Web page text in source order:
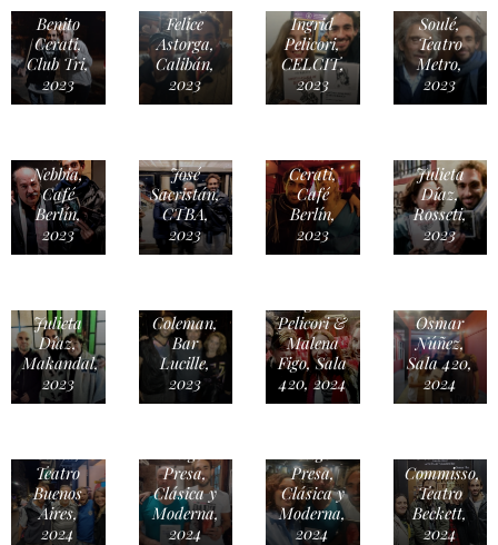
Benito
Cerati,
Club Tri,
2023
Felice
Astorga,
Calibán,
2023
Ingrid
Pelicori,
CELCIT,
2023
Soulé,
Teatro
Metro,
2023
Nebbia,
Café
Berlín,
2023
José
Sacristán,
CTBA,
2023
Cerati,
Café
Berlín,
2023
Julieta
Díaz,
Rosseti,
2023
Julieta
Díaz,
Makandal,
2023
Coleman,
Bar
Lucille,
2023
Pelicori &
Malena
Figo, Sala
420, 2024
Osmar
Núñez,
Sala 420,
2024
Teatro
Buenos
Aires,
2024
Presa,
Clásica y
Moderna,
2024
Presa,
Clásica y
Moderna,
2024
Lautaro
Delgado,
Commisso,
Teatro
Beckett,
2024